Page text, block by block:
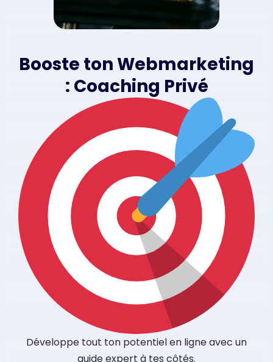
Booste ton Webmarketing
: Coaching Privé
Développe tout ton potentiel en ligne avec un
guide expert à tes côtés.